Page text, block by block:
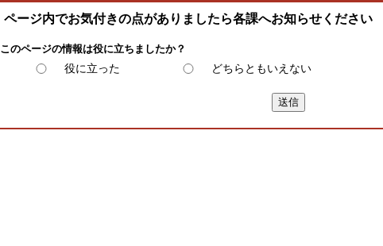
ページ内でお気付きの点がありましたら各課へお知らせください
このページの情報は役に立ちましたか？
役に立った どちらともいえない